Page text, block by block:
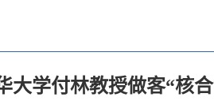
大学付林教授做客“核